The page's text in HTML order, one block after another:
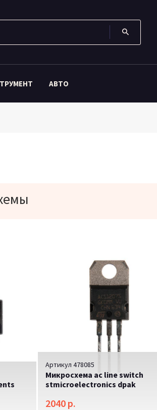
АВТО
Артикул 478085
Микросхема ac line switch
stmicroelectronics dpak
2040 р.